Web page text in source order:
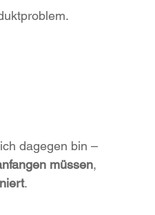
dagegen bin –
müssen,
.